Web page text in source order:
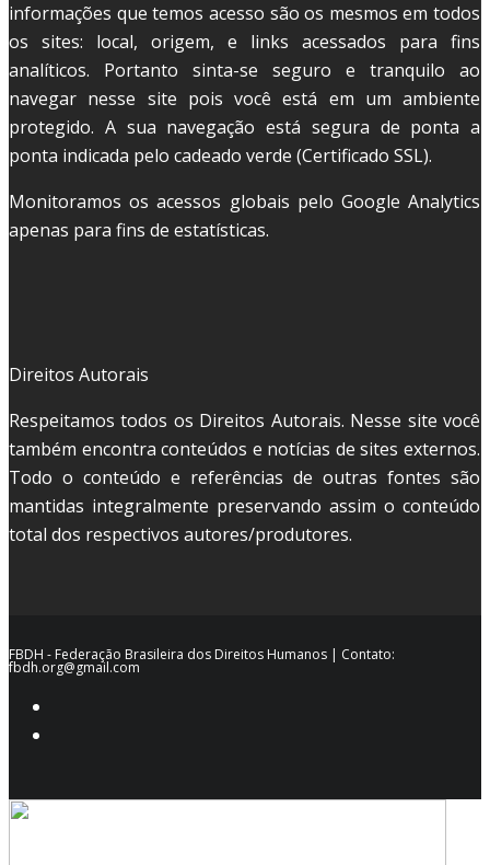
informações que temos acesso são os mesmos em todos
os sites: local, origem, e links acessados para fins
analíticos. Portanto sinta-se seguro e tranquilo ao
navegar nesse site pois você está em um ambiente
protegido. A sua navegação está segura de ponta a
ponta indicada pelo cadeado verde (Certificado SSL).
Monitoramos os acessos globais pelo Google Analytics
apenas para fins de estatísticas.
Direitos Autorais
Respeitamos todos os Direitos Autorais. Nesse site você
também encontra conteúdos e notícias de sites externos.
Todo o conteúdo e referências de outras fontes são
mantidas integralmente preservando assim o conteúdo
total dos respectivos autores/produtores.
FBDH - Federação Brasileira dos Direitos Humanos | Contato:
fbdh.org@gmail.com